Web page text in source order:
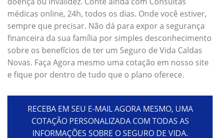
médicas online, 24h, todos os dias. Onde você estiver,
sempre que precisar. Não dá para expor a segurança
financeira da sua família por simples desconhecimento
sobre os benefícios de ter um Seguro de Vida Caldas
Novas. Faça Agora mesmo uma cotação em nosso site
e fique por dentro de tudo que o plano oferece.
RECEBA EM SEU E-MAIL AGORA MESMO, UMA
COTAÇÃO PERSONALIZADA COM TODAS AS
INFORMAÇÕES SOBRE O SEGURO DE VIDA.